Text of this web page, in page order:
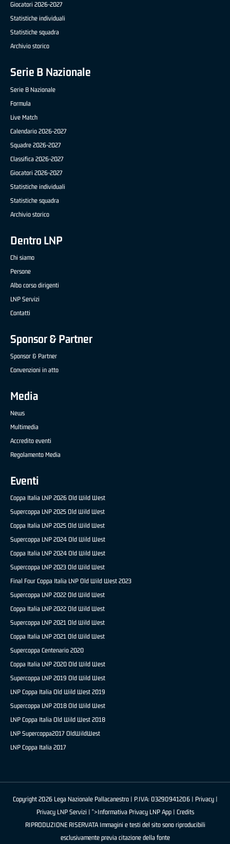
Giocatori 2026-2027
Statistiche individuali
Statistiche squadra
Archivio storico
Serie B Nazionale
Serie B Nazionale
Formula
Live Match
Calendario 2026-2027
Squadre 2026-2027
Classifica 2026-2027
Giocatori 2026-2027
Statistiche individuali
Statistiche squadra
Archivio storico
Dentro LNP
Chi siamo
Persone
Albo corso dirigenti
LNP Servizi
Contatti
Sponsor & Partner
Sponsor & Partner
Convenzioni in atto
Media
News
Multimedia
Accredito eventi
Regolamento Media
Eventi
Coppa Italia LNP 2026 Old Wild West
Supercoppa LNP 2025 Old Wild West
Coppa Italia LNP 2025 Old Wild West
Supercoppa LNP 2024 Old Wild West
Coppa Italia LNP 2024 Old Wild West
Supercoppa LNP 2023 Old Wild West
Final Four Coppa Italia LNP Old Wild West 2023
Supercoppa LNP 2022 Old Wild West
Coppa Italia LNP 2022 Old Wild West
Supercoppa LNP 2021 Old Wild West
Coppa Italia LNP 2021 Old Wild West
Supercoppa Centenario 2020
Coppa Italia LNP 2020 Old Wild West
Supercoppa LNP 2019 Old Wild West
LNP Coppa Italia Old Wild West 2019
Supercoppa LNP 2018 Old Wild West
LNP Coppa Italia Old Wild West 2018
LNP Supercoppa2017 OldWildWest
LNP Coppa Italia 2017
Copyright 2026 Lega Nazionale Pallacanestro | P.IVA: 03290941206 | Privacy|
Privacy LNP Servizi | ">Informativa Privacy LNP App | Credits
RIPRODUZIONE RISERVATA Immagini e testi del sito sono riproducibili
esclusivamente previa citazione della fonte